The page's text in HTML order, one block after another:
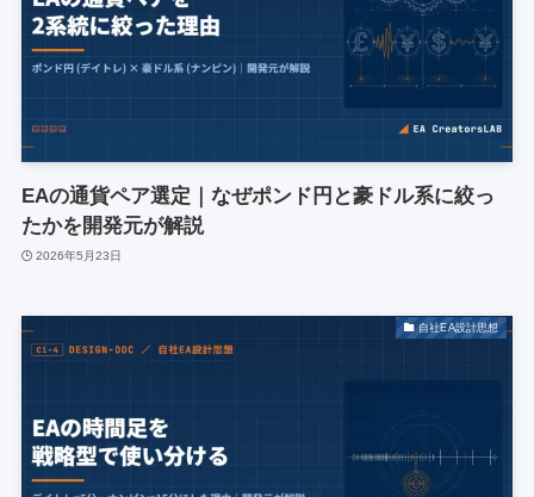
EAの通貨ペア選定｜なぜポンド円と豪ドル系に絞っ
たかを開発元が解説
2026年5月23日
自社EA設計思想